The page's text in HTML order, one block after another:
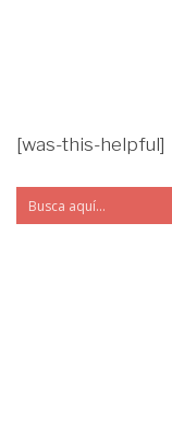
[was-this-helpful]